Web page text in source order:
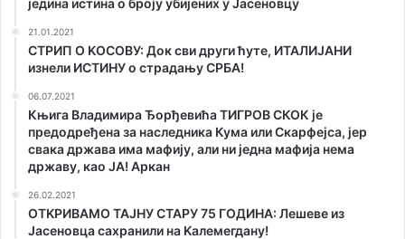
21.01.2021
СТРИП О KОСОВУ: Док сви други ћуте, ИТАЛИЈАНИ
изнели ИСТИНУ о страдању СРБА!
06.07.2021
Књига Владимира Ђорђевића ТИГРОВ СКОК је
предодређена за наследника Кума или Скарфејса, јер
свака држава има мафију, али ни једна мафија нема
државу, као ЈА! Аркан
26.02.2021
ОТKРИВАМО ТАЈНУ СТАРУ 75 ГОДИНА: Лешеве из
Јасеновца сахранили на Kалемегдану!